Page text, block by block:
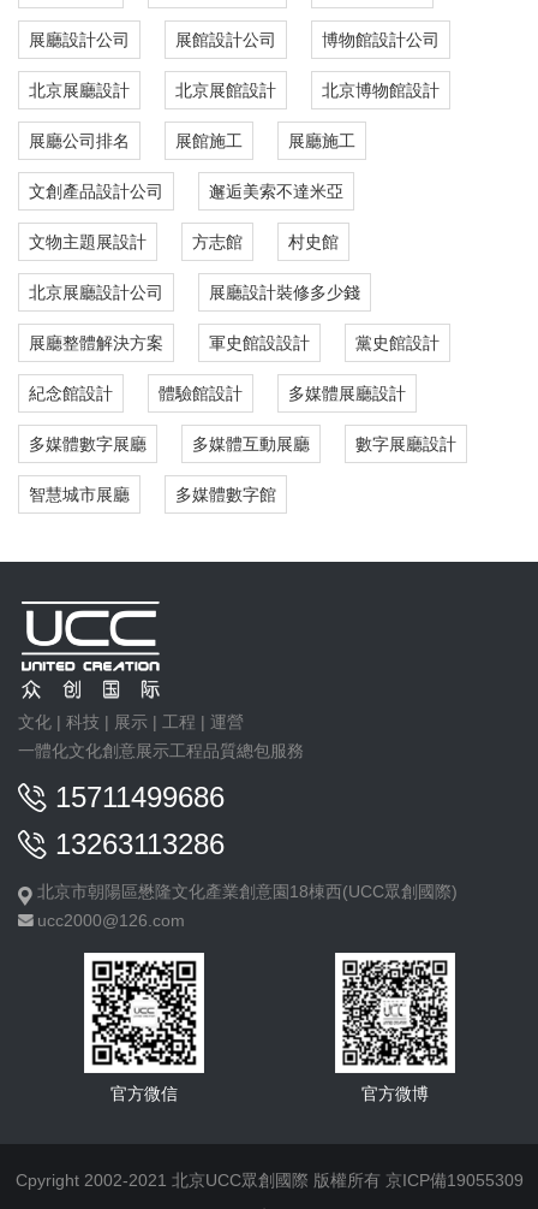
展廳設計公司 展館設計公司 博物館設計公司
北京展廳設計 北京展館設計 北京博物館設計
展廳公司排名 展館施工 展廳施工
文創產品設計公司 邂逅美索不達米亞
文物主題展設計 方志館 村史館
北京展廳設計公司 展廳設計裝修多少錢
展廳整體解決方案 軍史館設設計 黨史館設計
紀念館設計 體驗館設計 多媒體展廳設計
多媒體數字展廳 多媒體互動展廳 數字展廳設計
智慧城市展廳 多媒體數字館
文化 | 科技 | 展示 | 工程 | 運營
一體化文化創意展示工程品質總包服務
15711499686
13263113286
北京市朝陽區懋隆文化產業創意園18棟西(UCC眾創國際)
ucc2000@126.com
官方微信 官方微博
Cpyright 2002-2021 北京UCC眾創國際 版權所有 京ICP備19055309